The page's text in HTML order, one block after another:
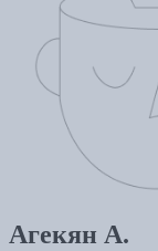
Агекян А.